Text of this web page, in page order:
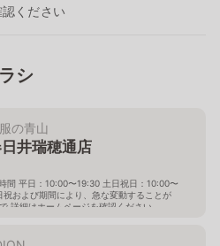
ください
シ
の青山
井瑞穂通店
間 平日：10:00〜19:30 土日祝日：10:00〜
および期間により、急な変動することが
詳細はホームページを確認ください